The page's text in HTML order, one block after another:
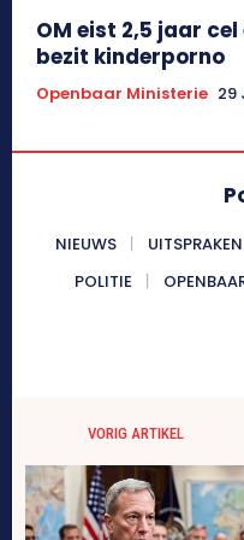
OM eist 2,5 jaar
bezit kinderporno
Openbaar Ministerie 29
NIEUWS UITSPRAKEN
POLITIE
VORIG ARTIKEL